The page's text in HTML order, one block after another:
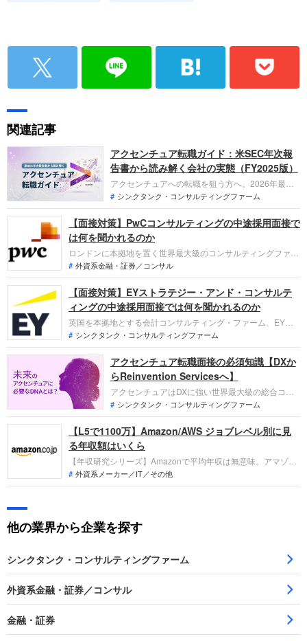
関連記事
アクセンチュア転職ガイド：米SEC年次報
告書から読み解く会社の実態（FY2025版）
アクセンチュアへの転職を狙う方へ。2026年最新
の米SEC提出資料を基に、内部の評価規律や従業員
数77.9万人の組織実態を解説。日本人2名がグロー
バル最高幹部に名を連ねる日本市場の重要性、AI人
材7.7万人体制への戦略、公式一次資料から合格の
鍵を読み解きます。
シンクタンク・コンサルティングファーム
【面接対策】PwCコンサルティングの中途採用面接で
は何を聞かれるのか
ロンドンに本拠地を置く世界最大級のコンサルティングファー
ム、PwCコンサルティングへの転職。中途採用面接ではこれま
での仕事への取り組み方や成果を具体的に問われるほか、「人
となり」も評価されます。即戦力としてともに働く仲間として
多角的に評価されるので事前にしっかり対策して転職を成功さ
せましょう。
外資系金融・証券／コンサル
【面接対策】EYストラテジー・アンド・コンサルテ
ィングの中途採用面接では何を聞かれるのか
英国を本拠地とする会計コンサルティング・ファーム、EYス
トラテジー・アンド・コンサルティングへの転職。採用面接で
は新卒の場合と違い、成果を具体的に問われるほか、キャリア
シートだけでは見えてこない「人間性」も評価されます。即戦
力として、共に働く仲間として多角的に評価されるのでしっか
り対策をしましょう。
シンクタンク・コンサルティングファーム
アクセンチュア転職面接の必須知識【DXか
らReinvention Servicesへ】
アクセンチュアはDXに強い世界最大級の総合コン
サルです。転職面接では応募ポジションの知識だけ
でなく、企業全体の戦略や注力領域を理解している
かが問われます。本記事で必須知識を効率的に整理
しましょう。
シンクタンク・コンサルティングファーム
【L5で1100万】Amazon/AWS ジョブレベル別に見
る年収額はいくら
【年収研究シリーズ】Amazonで平均年収は無意味。アマゾン
ジャパン、アマゾン ウェブ サービス ジャパン社員の年収実
態。L4、L5、L6の年収額は？ボーナスはあるのか？など、年
外資系メーカー／IT／その他
他の業界から企業を探す
シンクタンク・コンサルティングファーム
外資系金融・証券／コンサル
金融・証券